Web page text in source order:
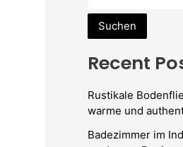
Suchen
Recent
Rustikale
warme und
Badezimmer im